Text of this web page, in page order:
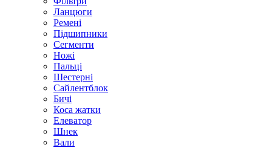
Ланцюги
Ремені
Підшипники
Сегменти
Ножі
Пальці
Шестерні
Сайлентблок
Бичі
Коса жатки
Елеватор
Шнек
Вали